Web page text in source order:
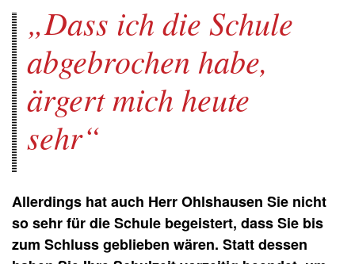
Dass ich die Schule
abgebrochen habe,
ärgert mich heute
sehr
Allerdings hat auch Herr Ohlshausen Sie nicht
so sehr für die Schule begeistert, dass Sie bis
zum Schluss geblieben wären. Statt dessen